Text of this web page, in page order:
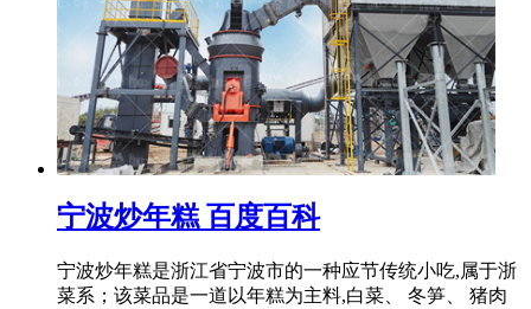
宁波炒年糕 百度百科
宁波炒年糕是浙江省宁波市的一种应节传统小吃,属于浙
菜系；该菜品是一道以年糕为主料,白菜、 冬笋、 猪肉